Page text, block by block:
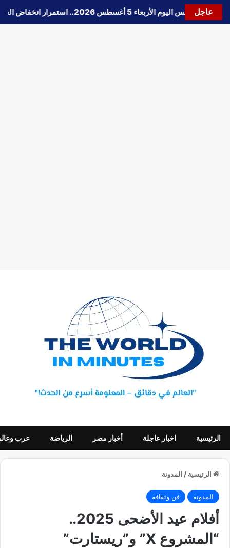
عاجل
🔵حالة الطقس اليوم الأربعاء 5 أغسطس 2026.. استمرار انخفاض الحرارة وتحذيرات من الشبورة واضطراب الملاحة
الرئيسية اخبار عاجلة أخبار مصر الرياضة عرب
الرئيسية / المدونة
المدونة فن وثقافة
‏أفلام عيد الأضحى 2025..
“المشروع X” و”ريستارت”